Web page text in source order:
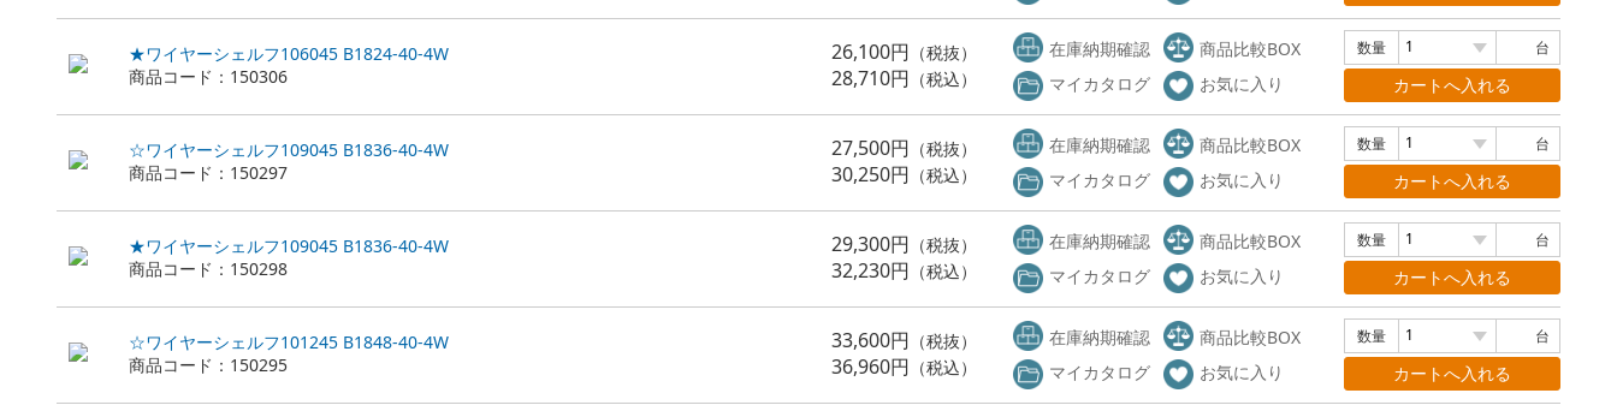
★ワイヤーシェルフ106045 B1824-40-4W
商品コード：150306
26,100円 （税抜）
28,710円 （税込）
在庫納期確認
マイカタログ
商品比較BOX
お気に入り
数量 台
☆ワイヤーシェルフ109045 B1836-40-4W
商品コード：150297
27,500円 （税抜）
30,250円 （税込）
在庫納期確認
マイカタログ
商品比較BOX
お気に入り
数量 台
★ワイヤーシェルフ109045 B1836-40-4W
商品コード：150298
29,300円 （税抜）
32,230円 （税込）
在庫納期確認
マイカタログ
商品比較BOX
お気に入り
数量 台
☆ワイヤーシェルフ101245 B1848-40-4W
商品コード：150295
33,600円 （税抜）
36,960円 （税込）
在庫納期確認
マイカタログ
商品比較BOX
お気に入り
数量 台